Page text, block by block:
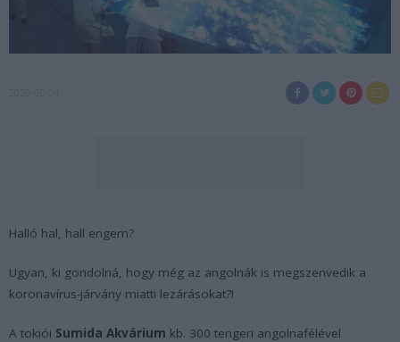
Halló hal, hall engem?
Ugyan, ki gondolná, hogy még az angolnák is megszenvedik a
koronavírus-járvány miatti lezárásokat?!
A tokiói Sumida Akvárium kb. 300 tengeri angolnafélével